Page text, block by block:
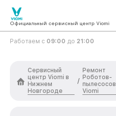
Официальный сервисный центр Viomi
Работаем с 09:00 до 21:00
Сервисный
центр Viomi в
Нижнем
Новгороде
/
Ремонт
Роботов-
пылесосов
Viomi